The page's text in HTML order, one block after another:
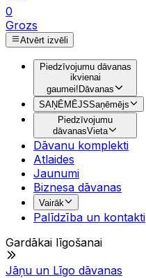
0
Grozs
Atvērt izvēli
Piedzīvojumu dāvanas
ikvienai
gaumei!Dāvanas
SAŅĒMĒJSSaņēmējs
Piedzīvojumu
dāvanasVieta
Dāvanu komplekti
Atlaides
Jaunumi
Biznesa dāvanas
Vairāk
Palīdzība un kontakti
Gardākai līgošanai
Jāņu un Līgo dāvanas